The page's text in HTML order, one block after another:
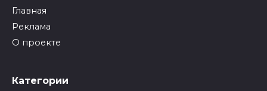
Главная
Реклама
О проекте
Категории